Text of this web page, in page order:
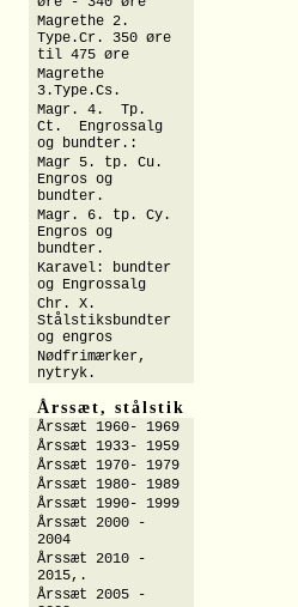
Magrethe 2.
Type.Cr. 350 øre
til 475 øre
Magrethe
3.Type.Cs.
Magr. 4. Tp.
Ct. Engrossalg
og bundter.:
Magr 5. tp. Cu.
Engros og
bundter.
Magr. 6. tp. Cy.
Engros og
bundter.
Karavel: bundter
og Engrossalg
Chr. X.
Stålstiksbundter
og engros
Nødfrimærker,
nytryk.
Årssæt, stålstik
Årssæt 1960- 1969
Årssæt 1933- 1959
Årssæt 1970- 1979
Årssæt 1980- 1989
Årssæt 1990- 1999
Årssæt 2000 -
2004
Årssæt 2010 -
2015,.
Årssæt 2005 -